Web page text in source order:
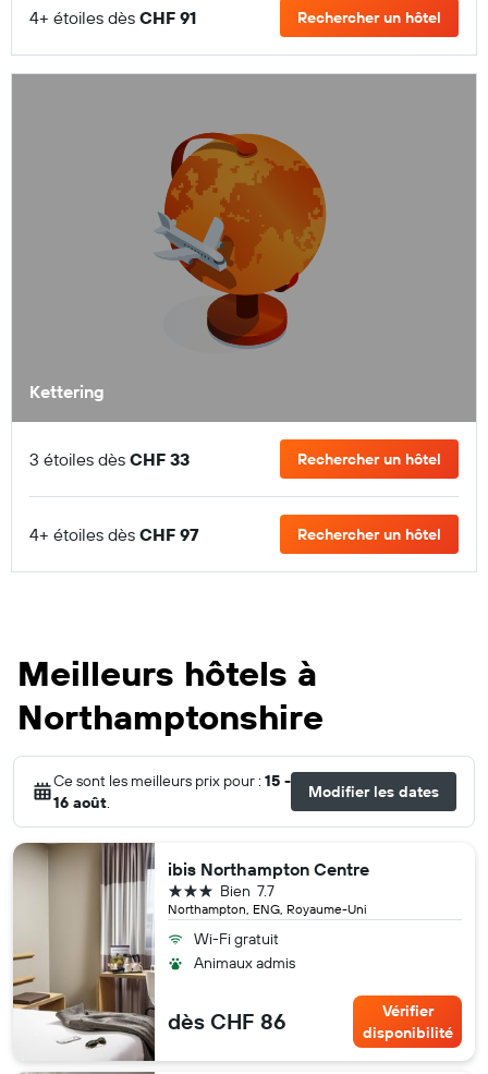
4+ étoiles dès CHF 91 Rechercher un hôtel
Kettering
3 étoiles dès CHF 33 Rechercher un hôtel
4+ étoiles dès CHF 97 Rechercher un hôtel
Meilleurs hôtels à
Northamptonshire
Ce sont les meilleurs prix pour : 15 -
16 août.
Modifier les dates
ibis Northampton Centre
Northampton, ENG, Royaume-Uni
7.7
Bien
3 étoiles
Wi-Fi gratuit
Animaux admis
dès CHF 86
Vérifier
disponibilité